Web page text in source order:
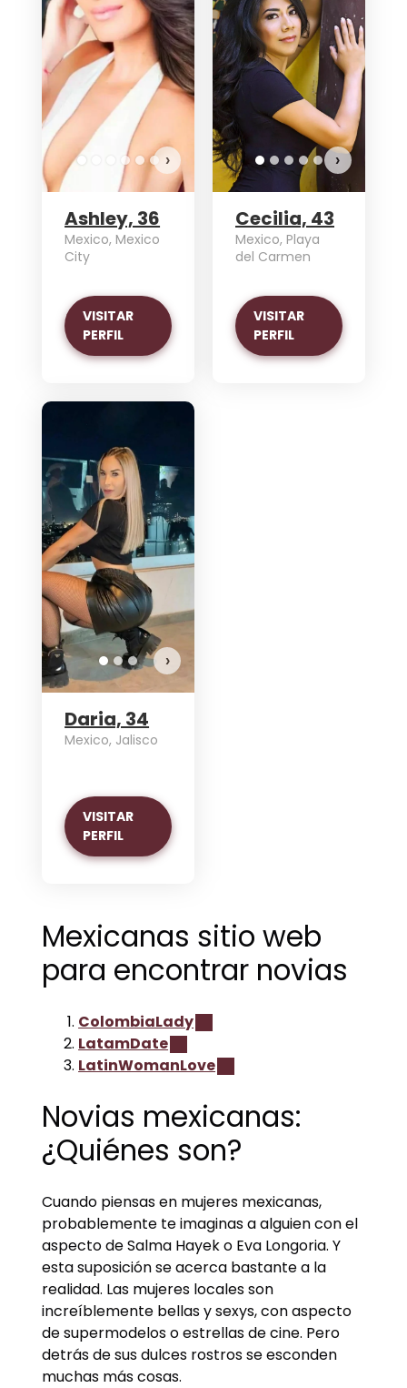
›
Ashley, 36
Mexico, Mexico
City
VISITAR
PERFIL
›
Cecilia, 43
Mexico, Playa
del Carmen
VISITAR
PERFIL
›
Daria, 34
Mexico, Jalisco
VISITAR
PERFIL
Mexicanas sitio web
para encontrar novias
ColombiaLady
LatamDate
LatinWomanLove
Novias mexicanas:
¿Quiénes son?
Cuando piensas en mujeres mexicanas,
probablemente te imaginas a alguien con el
aspecto de Salma Hayek o Eva Longoria. Y
esta suposición se acerca bastante a la
realidad. Las mujeres locales son
increíblemente bellas y sexys, con aspecto
de supermodelos o estrellas de cine. Pero
detrás de sus dulces rostros se esconden
muchas más cosas.